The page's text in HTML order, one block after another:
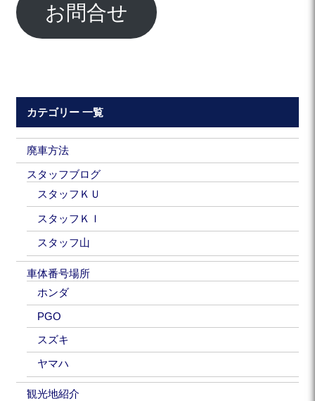
お問合せ
カテゴリー 一覧
廃車方法
スタッフブログ
スタッフＫＵ
スタッフＫＩ
スタッフ山
車体番号場所
ホンダ
PGO
スズキ
ヤマハ
観光地紹介